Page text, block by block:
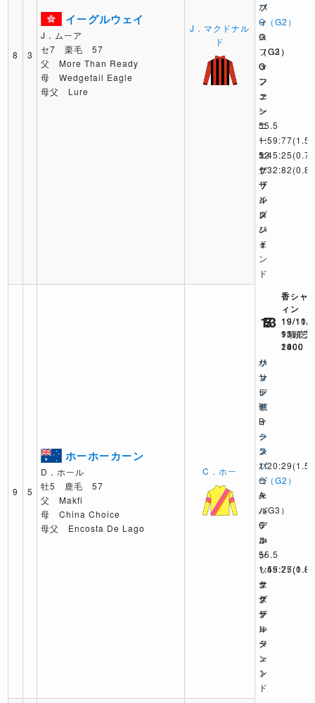
8 3
イーグルウェイ
J．ムーア
セ7 栗毛 57
父 More Than Ready
母 Wedgetail Eagle
母父 Lure
J．マクドナル
ド
ブ
C（G2）
G
フ
ァ
ン
ニ
ー
55.5
1:59:77(1.5)
エ
グ
ザ
ル
タ
ン
ト
パ
ー
ス
（G3）
G
フ
ァ
ン
ニ
ー
1:45:25(0.7)
サ
ザ
ン
レ
ジ
ェ
ン
ド
フ
ィ
ー
（G2）
G
フ
ァ
ン
ニ
ー
52
1:32:82(0.8)
ラ
イ
ズ
ハ
イ
9 5
ホーホーカーン
D．ホール
牡5 鹿毛 57
父 Makfi
母 China Choice
母父 Encosta De Lago
C．ホー
5
香シャ
ィン
19/11/
9頭 芝
2000
ジ
ョ
ッ
キ
ー
ク
ラ
ブ
C（G2）
A
バ
デ
ル
55.5
1:59:77(1.0)
エ
グ
ザ
ル
タ
ン
ト
7
香シャ
ィン
19/11/
11頭 芝
1800
サ
サ
レ
デ
ィ
ー
ス
パ
ー
ス
（G3）
C
ホ
ー
1:45:25(0.8)
サ
ザ
ン
レ
ジ
ェ
ン
ド
13
香シャ
ィン
19/10/
13頭 芝
1400
ハ
ン
デ
戦
B
シ
ン
1:20:29(1.5)
ゴ
ー
ル
デ
ン
シ
ッ
ク
ス
テ
ィ
ー